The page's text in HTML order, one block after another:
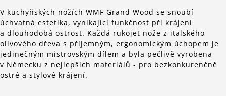
V kuchyňských nožích WMF Grand Wood se snoubí
úchvatná estetika, vynikající funkčnost při krájení
a dlouhodobá ostrost. Každá rukojeť nože z italského
olivového dřeva s příjemným, ergonomickým úchopem je
jedinečným mistrovským dílem a byla pečlivě vyrobena
v Německu z nejlepších materiálů - pro bezkonkurenčně
ostré a stylové krájení.